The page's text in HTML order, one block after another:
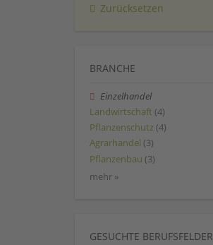
Zurücksetzen
BRANCHE
Einzelhandel
Landwirtschaft (4)
Pflanzenschutz (4)
Agrarhandel (3)
Pflanzenbau (3)
mehr »
GESUCHTE BERUFSFELDER